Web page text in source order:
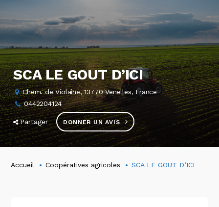
SCA LE GOUT D’ICI
Chem. de Violaine, 13770 Venelles, France
0442204124
Partager DONNER UN AVIS
Accueil Coopératives agricoles SCA LE GOUT D’ICI